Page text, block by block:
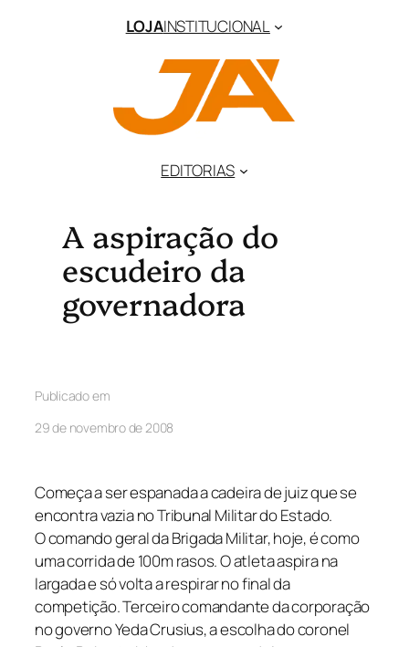
LOJAINSTITUCIONAL
EDITORIAS
A aspiração do
escudeiro da
governadora
Publicado em
29 de novembro de 2008
Começa a ser espanada a cadeira de juiz que se
encontra vazia no Tribunal Militar do Estado.
O comando geral da Brigada Militar, hoje, é como
uma corrida de 100m rasos. O atleta aspira na
largada e só volta a respirar no final da
competição. Terceiro comandante da corporação
no governo Yeda Crusius, a escolha do coronel